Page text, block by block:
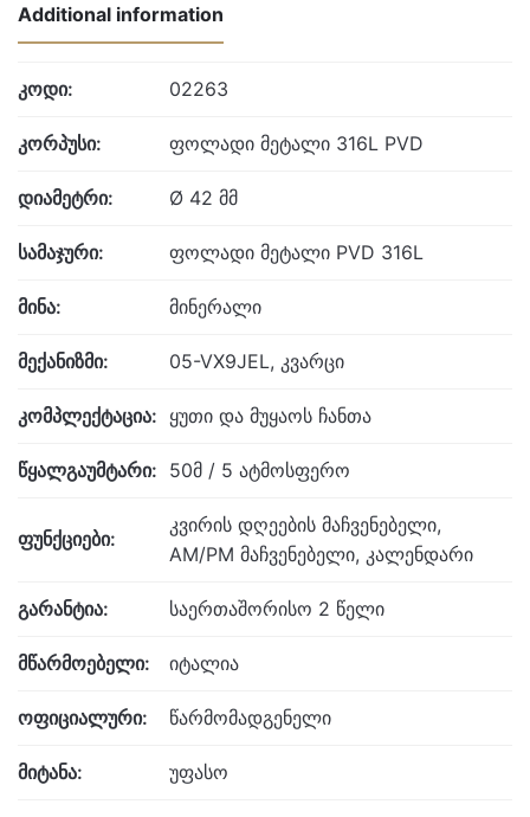
Additional information
კოდი: 02263
კორპუსი: ფოლადი მეტალი 316L PVD
დიამეტრი: Ø 42 მმ
სამაჯური: ფოლადი მეტალი PVD 316L
მინა: მინერალი
მექანიზმი: 05-VX9JEL, კვარცი
კომპლექტაცია: ყუთი და მუყაოს ჩანთა
წყალგაუმტარი: 50მ / 5 ატმოსფერო
ფუნქციები:
კვირის დღეების მაჩვენებელი,
AM/PM მაჩვენებელი, კალენდარი
გარანტია: საერთაშორისო 2 წელი
მწარმოებელი: იტალია
ოფიციალური: წარმომადგენელი
მიტანა: უფასო